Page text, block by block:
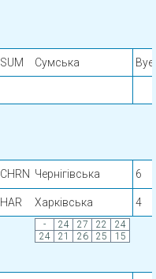
SUM Сумська Bye
CHRN Чернігівська 6
HAR Харківська 4
- 24 27 22
24
24
21 26 25 15